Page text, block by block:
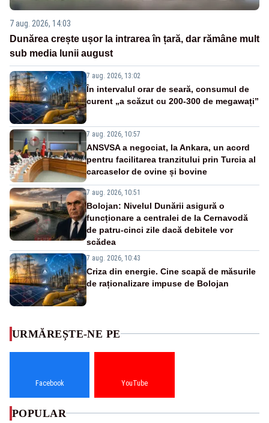
7 aug. 2026, 14:03
Dunărea crește ușor la intrarea în țară, dar rămâne mult
sub media lunii august
7 aug. 2026, 13:02
În intervalul orar de seară, consumul de
curent „a scăzut cu 200-300 de megawați”
7 aug. 2026, 10:57
ANSVSA a negociat, la Ankara, un acord
pentru facilitarea tranzitului prin Turcia al
carcaselor de ovine și bovine
7 aug. 2026, 10:51
Bolojan: Nivelul Dunării asigură o
funcționare a centralei de la Cernavodă
de patru-cinci zile dacă debitele vor
scădea
7 aug. 2026, 10:43
Criza din energie. Cine scapă de măsurile
de raționalizare impuse de Bolojan
URMĂREȘTE-NE PE
Facebook YouTube
POPULAR